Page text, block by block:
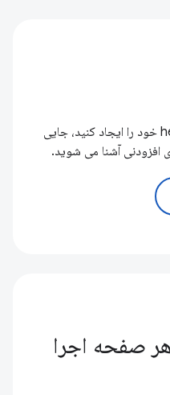
اولین برنامه افزودنی hello world خود را ایجاد کنید، جایی
افزودنی آشنا می شوید.
صفحه اجرا